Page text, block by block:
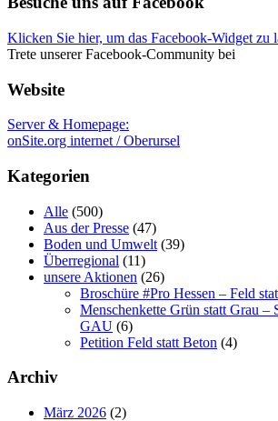
Klicken Sie hier, um das Facebook-Widget zu
Trete unserer Facebook-Community bei
Website
Server & Homepage:
onSite.org internet / Oberursel
Kategorien
Alle (500)
Aus der Presse (47)
Boden und Umwelt (39)
Überregional (11)
unsere Aktionen (26)
Broschüre #Pro Hessen – Feld
Menschenkette Grün statt Grau –
GAU (6)
Petition Feld statt Beton (4)
Archiv
März 2026 (2)